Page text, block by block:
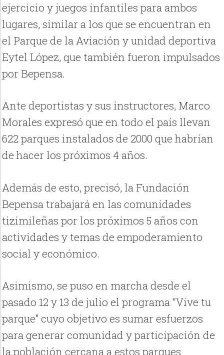
ejercicio y juegos infantiles para ambos
lugares, similar a los que se encuentran en
el Parque de la Aviación y unidad deportiva
Eytel López, que también fueron impulsados
por Bepensa.
Ante deportistas y sus instructores, Marco
Morales expresó que en todo el país llevan
622 parques instalados de 2000 que habrían
de hacer los próximos 4 años.
Además de esto, precisó, la Fundación
Bepensa trabajará en las comunidades
tizimileñas por los próximos 5 años con
actividades y temas de empoderamiento
social y económico.
Asimismo, se puso en marcha desde el
pasado 12 y 13 de julio el programa “Vive tu
parque” cuyo objetivo es sumar esfuerzos
para generar comunidad y participación de
la población cercana a estos parques